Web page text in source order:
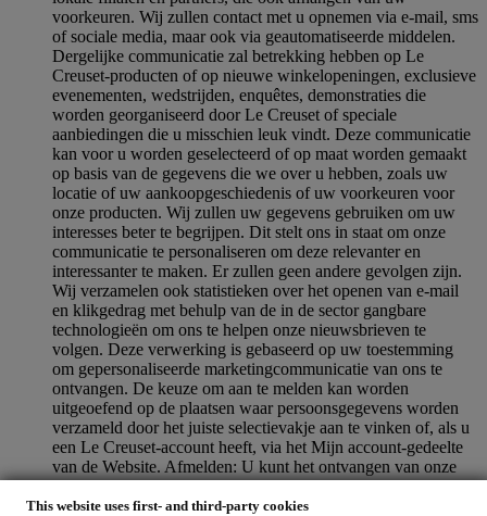
This website uses first- and third-party cookies
voorkeuren. Wij zullen contact met u opnemen via e-mail, sms
of sociale media, maar ook via geautomatiseerde middelen.
Dergelijke communicatie zal betrekking hebben op Le
Creuset-producten of op nieuwe winkelopeningen, exclusieve
evenementen, wedstrijden, enquêtes, demonstraties die
worden georganiseerd door Le Creuset of speciale
aanbiedingen die u misschien leuk vindt. Deze communicatie
kan voor u worden geselecteerd of op maat worden gemaakt
op basis van de gegevens die we over u hebben, zoals uw
locatie of uw aankoopgeschiedenis of uw voorkeuren voor
onze producten. Wij zullen uw gegevens gebruiken om uw
interesses beter te begrijpen. Dit stelt ons in staat om onze
communicatie te personaliseren om deze relevanter en
interessanter te maken. Er zullen geen andere gevolgen zijn.
Wij verzamelen ook statistieken over het openen van e-mail
en klikgedrag met behulp van de in de sector gangbare
technologieën om ons te helpen onze nieuwsbrieven te
volgen. Deze verwerking is gebaseerd op uw toestemming
om gepersonaliseerde marketingcommunicatie van ons te
ontvangen. De keuze om aan te melden kan worden
uitgeoefend op de plaatsen waar persoonsgegevens worden
verzameld door het juiste selectievakje aan te vinken of, als u
een Le Creuset-account heeft, via het Mijn account-gedeelte
van de Website. Afmelden: U kunt het ontvangen van onze
marketingcommunicatie of updates te allen tijde kosteloos
stopzetten via de methoden die bij de communicatie worden